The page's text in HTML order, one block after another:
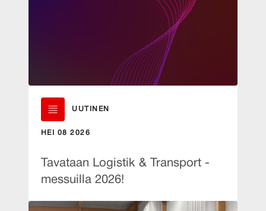
UUTINEN
HEI 08 2026
Tavataan Logistik & Transport -
messuilla 2026!